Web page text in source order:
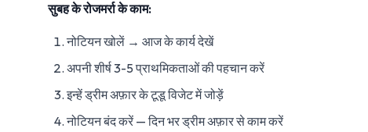
सुबह के रोजमर्रा के काम:
नोटियन खोलें → आज के कार्य देखें
अपनी शीर्ष 3-5 प्राथमिकताओं की पहचान करें
इन्हें ड्रीम अफ़ार के टूडू विजेट में जोड़ें
नोटियन बंद करें — दिन भर ड्रीम अफ़ार से काम करें